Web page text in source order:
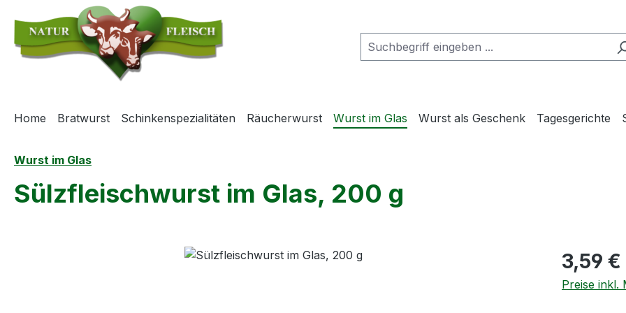
Hauptinhalt springen
Zur Suche springen
Zur Hauptnavigation springen
Home Bratwurst Schinkenspezialitäten Räucherwurst Wurst im Glas Wurst als Geschenk Tagesgerichte
Wurst im Glas
Sülzfleischwurst im Glas, 200 g
Regulärer
3,59 €
Preise inkl.